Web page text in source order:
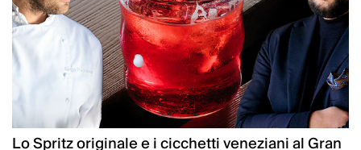
Lo Spritz originale e i cicchetti veneziani al Gran